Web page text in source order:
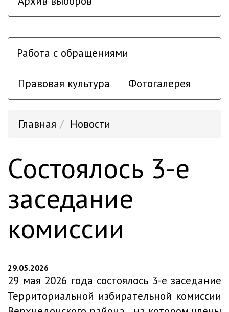
Работа с обращениями
Правовая культура Фотогалерея
Главная Новости
Состоялось 3-е
заседание
комиссии
29.05.2026
29 мая 2026 года состоялось 3-е заседание
Территориальной избирательной комиссии